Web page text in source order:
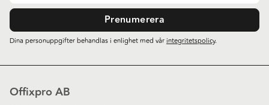
Prenumerera
Dina personuppgifter behandlas i enlighet med vårintegritetspolicy.
Offixpro AB